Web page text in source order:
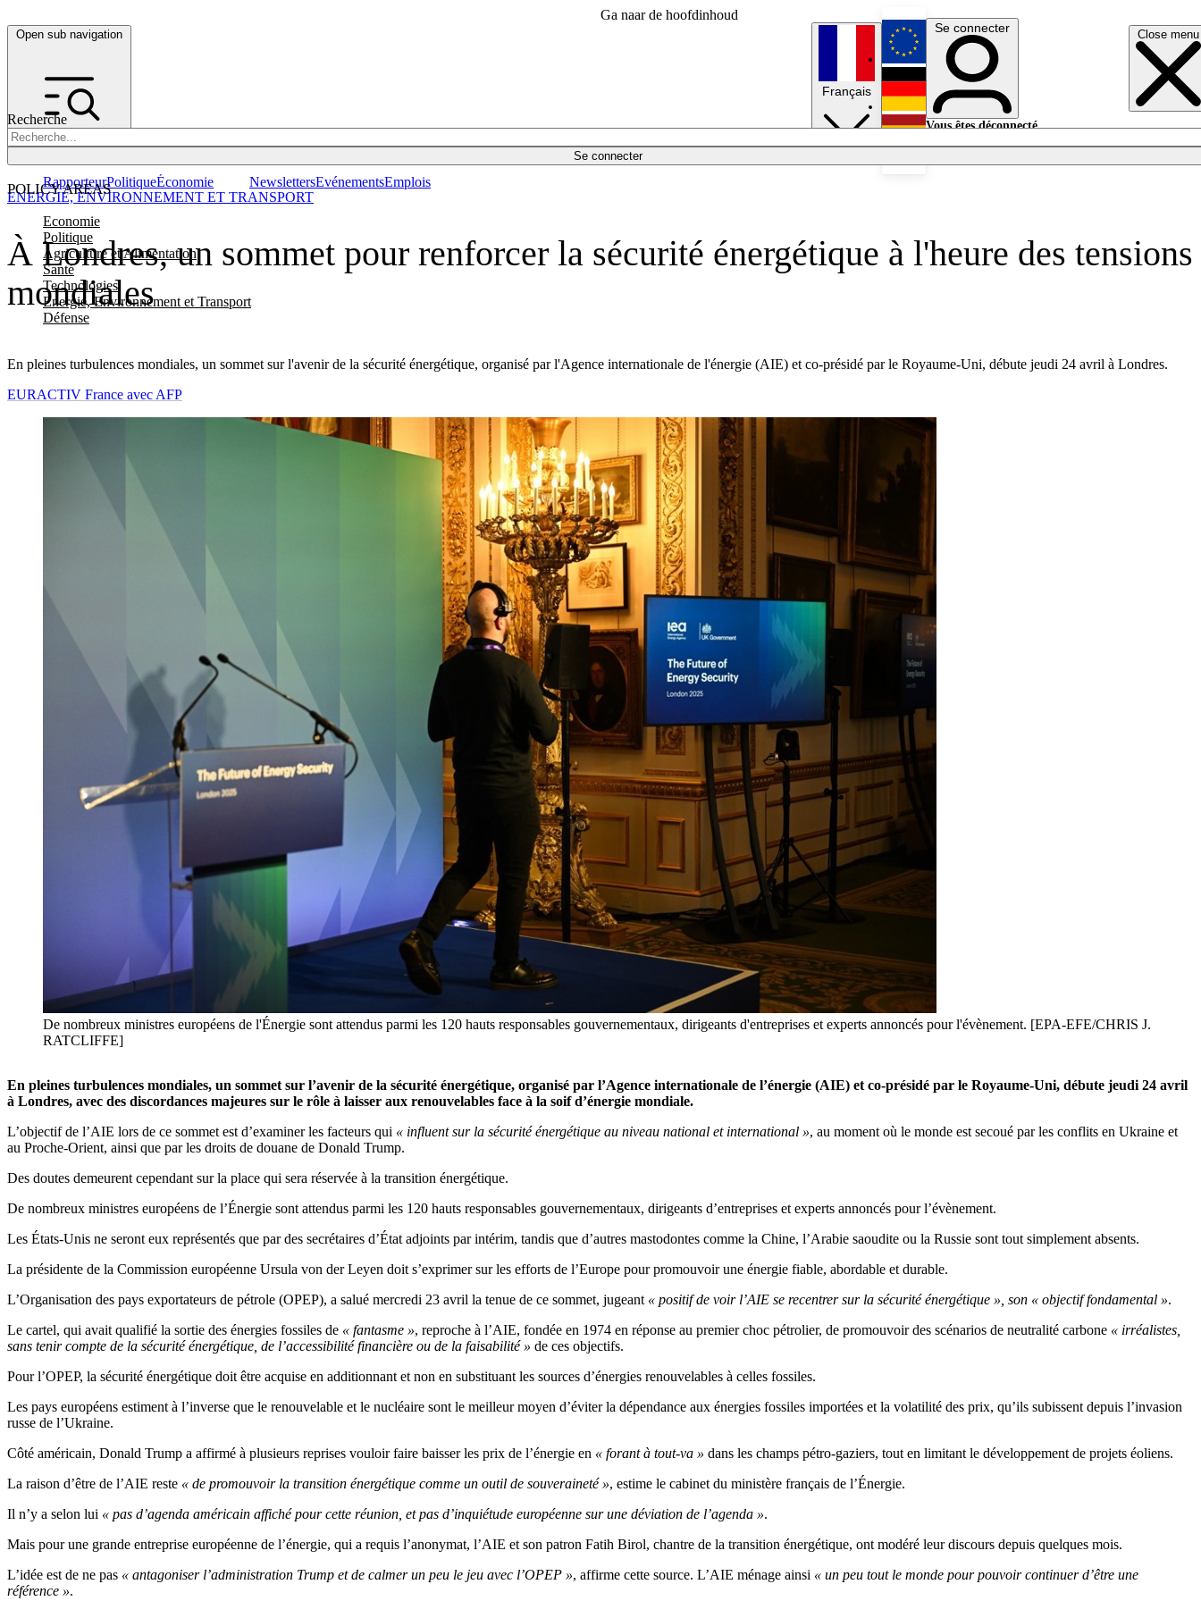
Ga naar de hoofdinhoud
Open sub navigation Close menu
Recherche
Se connecter
POLICY AREAS
Economie
Politique
Agriculture et Alimentation
Santé
Technologies
Energie, Environnement et Transport
Défense
RapporteurPolitiqueÉconomie NewslettersEvénementsEmplois
Français
English
Deutsch
Se connecter
Vous êtes déconnecté.
À Londres, un sommet pour renforcer la sécurité énergétique à l'heure des tensions
mondiales
En pleines turbulences mondiales, un sommet sur l'avenir de la sécurité énergétique, organisé par l'Agence internationale de l'énergie (AIE) et co-présidé par le Royaume-Uni, débute jeudi 24 avril à Londres.
ENERGIE, ENVIRONNEMENT ET TRANSPORT
EURACTIV France avec AFP
De nombreux ministres européens de l'Énergie sont attendus parmi les 120 hauts responsables gouvernementaux, dirigeants d'entreprises et experts annoncés pour l'évènement. [EPA-EFE/CHRIS J.
RATCLIFFE]
En pleines turbulences mondiales, un sommet sur l’avenir de la sécurité énergétique, organisé par l’Agence internationale de l’énergie (AIE) et co-présidé par le Royaume-Uni, débute jeudi 24 avril
à Londres, avec des discordances majeures sur le rôle à laisser aux renouvelables face à la soif d’énergie mondiale.
L’objectif de l’AIE lors de ce sommet est d’examiner les facteurs qui « influent sur la sécurité énergétique au niveau national et international », au moment où le monde est secoué par les conflits en Ukraine et
au Proche-Orient, ainsi que par les droits de douane de Donald Trump.
Des doutes demeurent cependant sur la place qui sera réservée à la transition énergétique.
De nombreux ministres européens de l’Énergie sont attendus parmi les 120 hauts responsables gouvernementaux, dirigeants d’entreprises et experts annoncés pour l’évènement.
Les États-Unis ne seront eux représentés que par des secrétaires d’État adjoints par intérim, tandis que d’autres mastodontes comme la Chine, l’Arabie saoudite ou la Russie sont tout simplement absents.
La présidente de la Commission européenne Ursula von der Leyen doit s’exprimer sur les efforts de l’Europe pour promouvoir une énergie fiable, abordable et durable.
L’Organisation des pays exportateurs de pétrole (OPEP), a salué mercredi 23 avril la tenue de ce sommet, jugeant « positif de voir l’AIE se recentrer sur la sécurité énergétique », son « objectif fondamental ».
Le cartel, qui avait qualifié la sortie des énergies fossiles de « fantasme », reproche à l’AIE, fondée en 1974 en réponse au premier choc pétrolier, de promouvoir des scénarios de neutralité carbone « irréalistes,
sans tenir compte de la sécurité énergétique, de l’accessibilité financière ou de la faisabilité » de ces objectifs.
Pour l’OPEP, la sécurité énergétique doit être acquise en additionnant et non en substituant les sources d’énergies renouvelables à celles fossiles.
Les pays européens estiment à l’inverse que le renouvelable et le nucléaire sont le meilleur moyen d’éviter la dépendance aux énergies fossiles importées et la volatilité des prix, qu’ils subissent depuis l’invasion
russe de l’Ukraine.
Côté américain, Donald Trump a affirmé à plusieurs reprises vouloir faire baisser les prix de l’énergie en « forant à tout-va » dans les champs pétro-gaziers, tout en limitant le développement de projets éoliens.
La raison d’être de l’AIE reste « de promouvoir la transition énergétique comme un outil de souveraineté », estime le cabinet du ministère français de l’Énergie.
Il n’y a selon lui « pas d’agenda américain affiché pour cette réunion, et pas d’inquiétude européenne sur une déviation de l’agenda ».
Mais pour une grande entreprise européenne de l’énergie, qui a requis l’anonymat, l’AIE et son patron Fatih Birol, chantre de la transition énergétique, ont modéré leur discours depuis quelques mois.
L’idée est de ne pas « antagoniser l’administration Trump et de calmer un peu le jeu avec l’OPEP », affirme cette source. L’AIE ménage ainsi « un peu tout le monde pour pouvoir continuer d’être une
référence ».